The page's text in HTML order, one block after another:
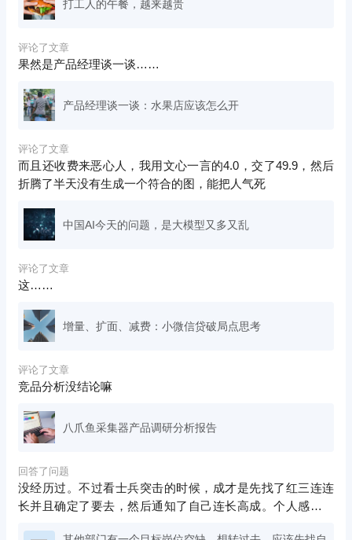
打工人的午餐，越来越贵
评论了文章
果然是产品经理谈一谈……
产品经理谈一谈：水果店应该怎么开
评论了文章
而且还收费来恶心人，我用文心一言的4.0，交了49.9，然后
折腾了半天没有生成一个符合的图，能把人气死
中国AI今天的问题，是大模型又多又乱
评论了文章
这……
增量、扩面、减费：小微信贷破局点思考
评论了文章
竞品分析没结论嘛
八爪鱼采集器产品调研分析报告
回答了问题
没经历过。不过看士兵突击的时候，成才是先找了红三连连
长并且确定了要去，然后通知了自己连长高成。个人感觉，